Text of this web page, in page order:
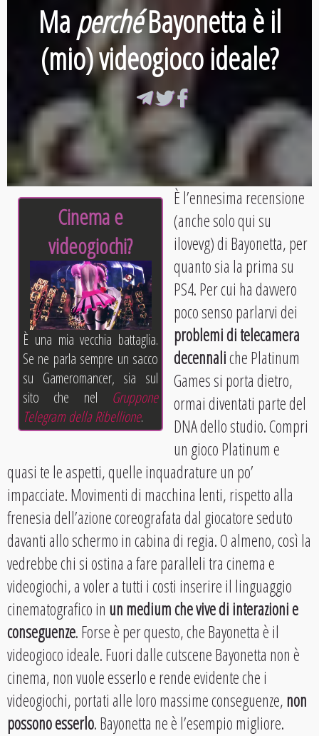
MaperchéBayonetta è il
(mio) videogioco ideale?
Cinema e
videogiochi?
È una mia vecchia battaglia.
Se ne parla sempre un sacco
su Gameromancer, sia sul
sito che nel Gruppone
Telegram della Ribellione.
È l’ennesima recensione
(anche solo qui su
ilovevg) di Bayonetta, per
quanto sia la prima su
PS4. Per cui ha davvero
poco senso parlarvi dei
problemi di telecamera
decennaliche Platinum
Games si porta dietro,
ormai diventati parte del
DNA dello studio. Compri
un gioco Platinum e
quasi te le aspetti, quelle inquadrature un po’
impacciate. Movimenti di macchina lenti, rispetto alla
frenesia dell’azione coreografata dal giocatore seduto
davanti allo schermo in cabina di regia. O almeno, così la
vedrebbe chi si ostina a fare paralleli tra cinema e
videogiochi, a voler a tutti i costi inserire il linguaggio
cinematografico in un medium che vive di interazioni e
conseguenze. Forse è per questo, che Bayonetta è il
videogioco ideale. Fuori dalle cutscene Bayonetta non è
cinema, non vuole esserlo e rende evidente che i
videogiochi, portati alle loro massime conseguenze,non
possono esserlo. Bayonetta ne è l’esempio migliore.